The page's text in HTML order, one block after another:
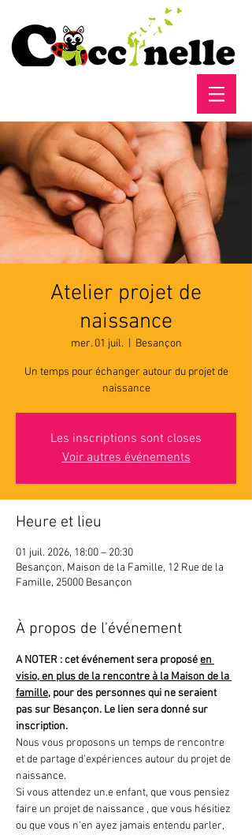
Atelier projet de
naissance
mer. 01 juil. Besançon
Un temps pour échanger autour du projet de
naissance
Les inscriptions sont closes
Voir autres événements
Heure et lieu
01 juil. 2026, 18:00 – 20:30
Besançon, Maison de la Famille, 12 Rue de la
Famille, 25000 Besançon
À propos de l'événement
A NOTER : cet événement sera proposé en
visio, en plus de la rencontre à la Maison de la
famille, pour des personnes qui ne seraient
pas sur Besançon. Le lien sera donné sur
inscription.
Nous vous proposons un temps de rencontre
et de partage d'expériences autour du projet de
naissance.
Si vous attendez un.e enfant, que vous pensiez
faire un projet de naissance , que vous hésitiez
ou que vous n'en ayez jamais entendu parler,